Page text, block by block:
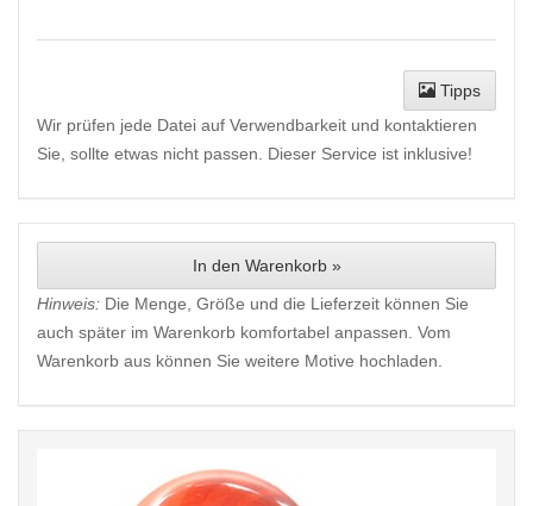
Tipps
Wir prüfen jede Datei auf Verwendbarkeit und kontaktieren
Sie, sollte etwas nicht passen. Dieser Service ist inklusive!
In den Warenkorb »
Hinweis: Die Menge, Größe und die Lieferzeit können Sie
auch später im Warenkorb komfortabel anpassen. Vom
Warenkorb aus können Sie weitere Motive hochladen.